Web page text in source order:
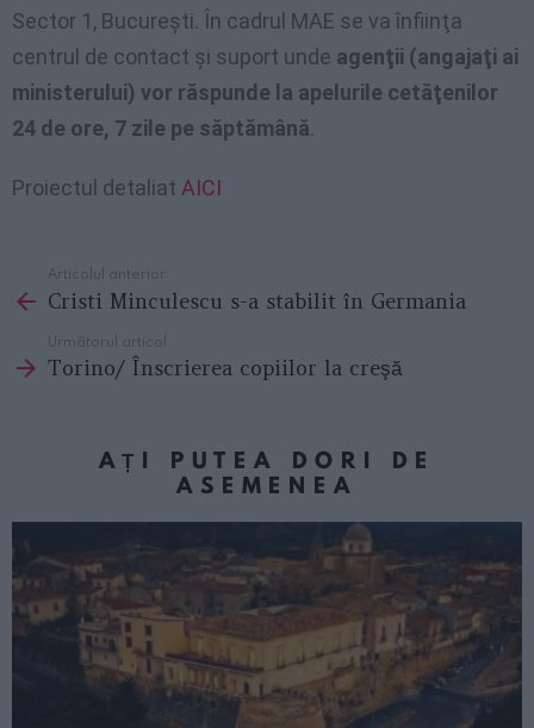
Sector 1, Bucureşti. În cadrul MAE se va înfiinţa
centrul de contact şi suport unde agenţii (angajaţi ai
ministerului) vor răspunde la apelurile cetăţenilor
24 de ore, 7 zile pe săptămână.
Proiectul detaliat AICI
more
Articolul anterior
Cristi Minculescu s-a stabilit în Germania
Următorul articol
Torino/ Înscrierea copiilor la creşă
AȚI PUTEA DORI DE
ASEMENEA